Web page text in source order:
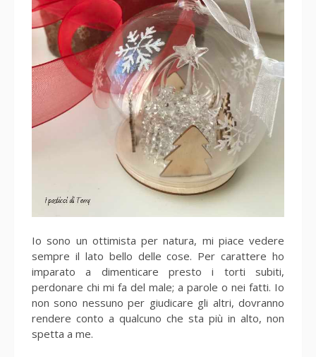
Io sono un ottimista per natura, mi piace vedere
sempre il lato bello delle cose. Per carattere ho
imparato a dimenticare presto i torti subiti,
perdonare chi mi fa del male; a parole o nei fatti. Io
non sono nessuno per giudicare gli altri, dovranno
rendere conto a qualcuno che sta più in alto, non
spetta a me.